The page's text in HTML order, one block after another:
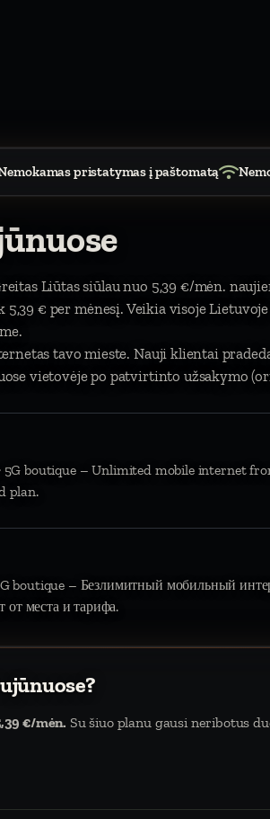
pristatymas į paštomatą
Liūtas siūlau nuo 5,39 €/mėn.
5,39 € per mėnesį. Veikia visoje
tavo mieste. Nauji klientai
vietovėje po patvirtinto užsakymo
5G boutique – Unlimited mobile internet
plan.
boutique – Безлимитный мобильный
от места и тарифа.
€/mėn. Su šiuo planu gausi neribotus